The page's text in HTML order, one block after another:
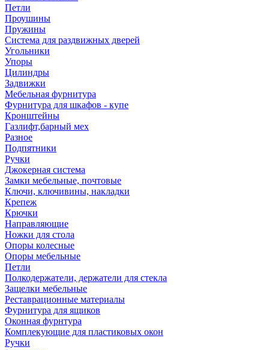
Петли
Проушины
Пружины
Система для раздвижных дверей
Угольники
Упоры
Цилиндры
Задвижки
Мебельная фурнитура
Фурнитура для шкафов - купе
Кронштейны
Газлифт,барный мех
Разное
Подпятники
Ручки
Джокерная система
Замки мебельные, почтовые
Ключи, ключивины, накладки
Крепеж
Крючки
Направляющие
Ножки для стола
Опоры колесные
Опоры мебельные
Петли
Полкодержатели, держатели для стекла
Защелки мебельные
Реставрационные материалы
Фурнитура для ящиков
Оконная фурнтура
Комплекующие для пластиковых окон
Ручки